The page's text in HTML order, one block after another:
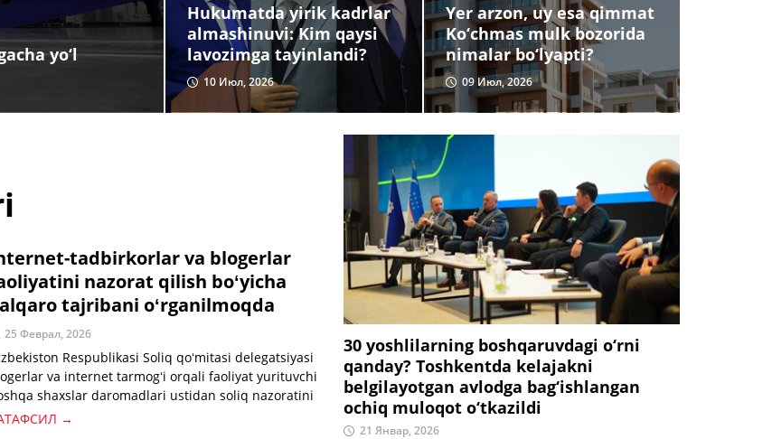
yo‘l
Hukumatda yirik kadrlar
almashinuvi: Kim qaysi
lavozimga tayinlandi?
10 Июл, 2026
Yer arzon, uy esa qimmat
Ko‘chmas mulk bozorida
nimalar bo‘lyapti?
09 Июл, 2026
tadbirkorlar va blogerlar
nazorat qilish boʻyicha
tajribani oʻrganilmoqda
25 Феврал, 2026
Respublikasi Soliq qoʻmitasi delegatsiyasi
va internet tarmogʻi orqali faoliyat yurituvchi
shaxslar daromadlari ustidan soliq nazoratini
etish amaliyotini oʻrganish maqsadida Rossiya
→
30 yoshlilarning boshqaruvdagi o‘rni
qanday? Toshkentda kelajakni
belgilayotgan avlodga bag‘ishlangan
ochiq muloqot o‘tkazildi
21 Январ, 2026